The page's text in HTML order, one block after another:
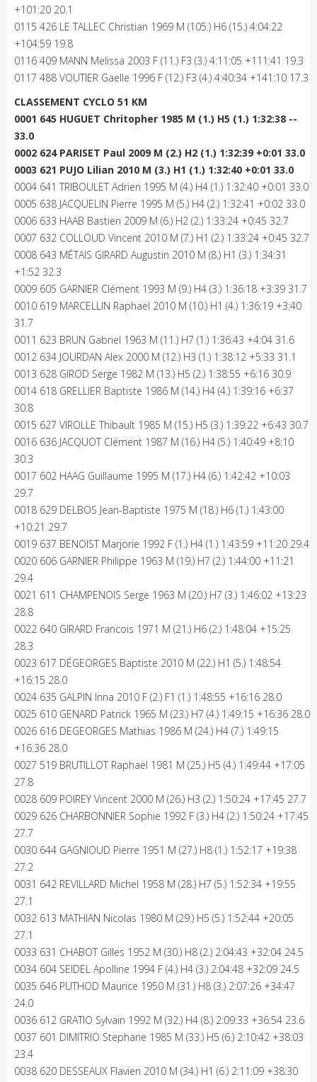
+101:20 20.1
0115 426 LE TALLEC Christian 1969 M (105.) H6 (15.) 4:04:22
+104:59 19.8
0116 409 MANN Melissa 2003 F (11.) F3 (3.) 4:11:05 +111:41 19.3
0117 488 VOUTIER Gaelle 1996 F (12.) F3 (4.) 4:40:34 +141:10 17.3
CLASSEMENT CYCLO 51 KM
0001 645 HUGUET Chritopher 1985 M (1.) H5 (1.) 1:32:38 --
33.0
0002 624 PARISET Paul 2009 M (2.) H2 (1.) 1:32:39 +0:01 33.0
0003 621 PUJO Lilian 2010 M (3.) H1 (1.) 1:32:40 +0:01 33.0
0004 641 TRIBOULET Adrien 1995 M (4.) H4 (1.) 1:32:40 +0:01 33.0
0005 638 JACQUELIN Pierre 1995 M (5.) H4 (2.) 1:32:41 +0:02 33.0
0006 633 HAAB Bastien 2009 M (6.) H2 (2.) 1:33:24 +0:45 32.7
0007 632 COLLOUD Vincent 2010 M (7.) H1 (2.) 1:33:24 +0:45 32.7
0008 643 MÉTAIS GIRARD Augustin 2010 M (8.) H1 (3.) 1:34:31
+1:52 32.3
0009 605 GARNIER Clément 1993 M (9.) H4 (3.) 1:36:18 +3:39 31.7
0010 619 MARCELLIN Raphaël 2010 M (10.) H1 (4.) 1:36:19 +3:40
31.7
0011 623 BRUN Gabriel 1963 M (11.) H7 (1.) 1:36:43 +4:04 31.6
0012 634 JOURDAN Alex 2000 M (12.) H3 (1.) 1:38:12 +5:33 31.1
0013 628 GIROD Serge 1982 M (13.) H5 (2.) 1:38:55 +6:16 30.9
0014 618 GRELLIER Baptiste 1986 M (14.) H4 (4.) 1:39:16 +6:37
30.8
0015 627 VIROLLE Thibault 1985 M (15.) H5 (3.) 1:39:22 +6:43 30.7
0016 636 JACQUOT Clément 1987 M (16.) H4 (5.) 1:40:49 +8:10
30.3
0017 602 HAAG Guillaume 1995 M (17.) H4 (6.) 1:42:42 +10:03
29.7
0018 629 DELBOS Jean-Baptiste 1975 M (18.) H6 (1.) 1:43:00
+10:21 29.7
0019 637 BENOIST Marjorie 1992 F (1.) H4 (1.) 1:43:59 +11:20 29.4
0020 606 GARNIER Philippe 1963 M (19.) H7 (2.) 1:44:00 +11:21
29.4
0021 611 CHAMPENOIS Serge 1963 M (20.) H7 (3.) 1:46:02 +13:23
28.8
0022 640 GIRARD Francois 1971 M (21.) H6 (2.) 1:48:04 +15:25
28.3
0023 617 DÉGEORGES Baptiste 2010 M (22.) H1 (5.) 1:48:54
+16:15 28.0
0024 635 GALPIN Inna 2010 F (2.) F1 (1.) 1:48:55 +16:16 28.0
0025 610 GENARD Patrick 1965 M (23.) H7 (4.) 1:49:15 +16:36 28.0
0026 616 DEGEORGES Mathias 1986 M (24.) H4 (7.) 1:49:15
+16:36 28.0
0027 519 BRUTILLOT Raphaël 1981 M (25.) H5 (4.) 1:49:44 +17:05
27.8
0028 609 POIREY Vincent 2000 M (26.) H3 (2.) 1:50:24 +17:45 27.7
0029 626 CHARBONNIER Sophie 1992 F (3.) H4 (2.) 1:50:24 +17:45
27.7
0030 644 GAGNIOUD Pierre 1951 M (27.) H8 (1.) 1:52:17 +19:38
27.2
0031 642 REVILLARD Michel 1958 M (28.) H7 (5.) 1:52:34 +19:55
27.1
0032 613 MATHIAN Nicolas 1980 M (29.) H5 (5.) 1:52:44 +20:05
27.1
0033 631 CHABOT Gilles 1952 M (30.) H8 (2.) 2:04:43 +32:04 24.5
0034 604 SEIDEL Apolline 1994 F (4.) H4 (3.) 2:04:48 +32:09 24.5
0035 646 PUTHOD Maurice 1950 M (31.) H8 (3.) 2:07:26 +34:47
24.0
0036 612 GRATIO Sylvain 1992 M (32.) H4 (8.) 2:09:33 +36:54 23.6
0037 601 DIMITRIO Stephane 1985 M (33.) H5 (6.) 2:10:42 +38:03
23.4
0038 620 DESSEAUX Flavien 2010 M (34.) H1 (6.) 2:11:09 +38:30